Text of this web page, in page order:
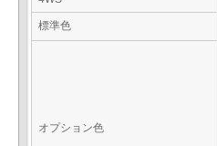
標準色
オプション色